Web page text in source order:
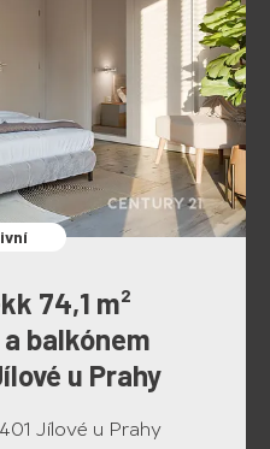
74,1 m²
balkónem
u Prahy
Jílové u Prahy